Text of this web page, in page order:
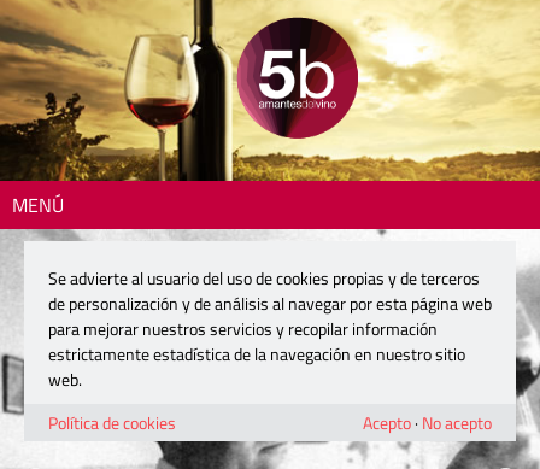
MENÚ
Se advierte al usuario del uso de cookies propias y de terceros
de personalización y de análisis al navegar por esta página web
para mejorar nuestros servicios y recopilar información
estrictamente estadística de la navegación en nuestro sitio
web.
Política de cookies
Acepto· No acepto